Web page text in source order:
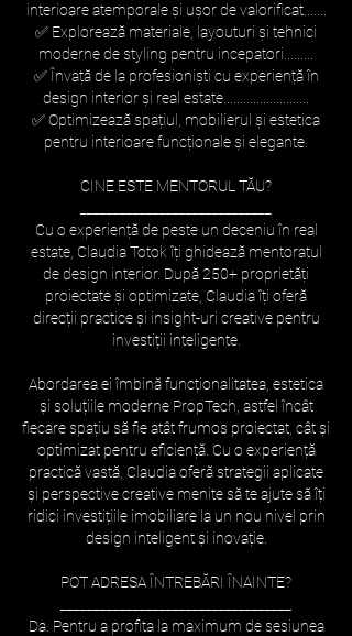
interioare atemporale și ușor de valorificat.......
✅ Explorează materiale, layouturi și tehnici
moderne de styling pentru incepatori.........
✅ Învață de la profesioniști cu experiență în
design interior și real estate..........................
✅ Optimizează spațiul, mobilierul și estetica
pentru interioare funcționale și elegante.
CINE ESTE MENTORUL TĂU?
Cu o experiență de peste un deceniu în real
estate, Claudia Totok îți ghidează mentoratul
de design interior. După 250+ proprietăți
proiectate și optimizate, Claudia îți oferă
direcții practice și insight-uri creative pentru
investiții inteligente.
Abordarea ei îmbină funcționalitatea, estetica
și soluțiile moderne PropTech, astfel încât
fiecare spațiu să fie atât frumos proiectat, cât și
optimizat pentru eficiență. Cu o experiență
practică vastă, Claudia oferă strategii aplicate
și perspective creative menite să te ajute să îți
ridici investițiile imobiliare la un nou nivel prin
design inteligent și inovație.
POT ADRESA ÎNTREBĂRI ÎNAINTE?
Da. Pentru a profita la maximum de sesiunea